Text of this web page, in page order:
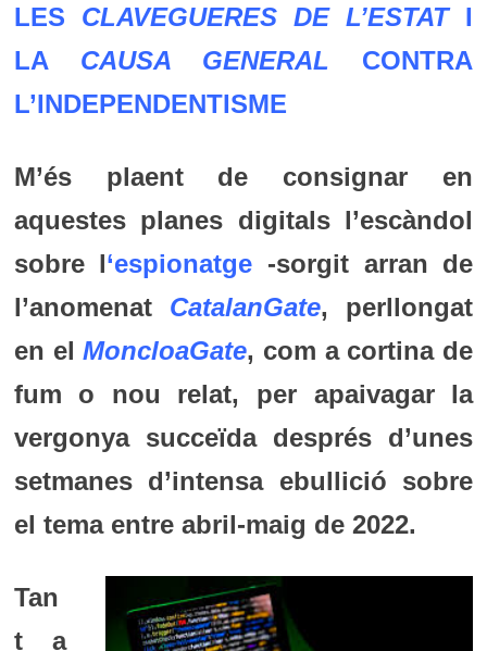
LES CLAVEGUERES DE L’ESTATI
LA CAUSA GENERAL CONTRA
L’INDEPENDENTISME
M’és plaent de consignar en
aquestes planes digitals l’escàndol
sobre l‘espionatge -sorgit arran de
l’anomenat CatalanGate, perllongat
en elMoncloaGate, com a cortina de
fum o nou relat, per apaivagar la
vergonya succeïda després d’unes
setmanes d’intensa ebullició sobre
el tema entre abril-maig de 2022.
Tan
t a